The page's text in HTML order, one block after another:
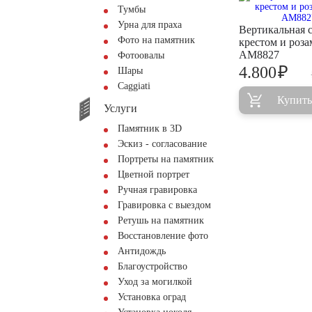
Тумбы
Урна для праха
Фото на памятник
Фотоовалы
Шары
Сaggiati
Услуги
Памятник в 3D
Эскиз - согласование
Портреты на памятник
Цветной портрет
Ручная гравировка
Гравировка с выездом
Ретушь на памятник
Восстановление фото
Антидождь
Благоустройство
Уход за могилкой
Установка оград
Вертикальная
крестом и
AM8827
4.800₽
Купить